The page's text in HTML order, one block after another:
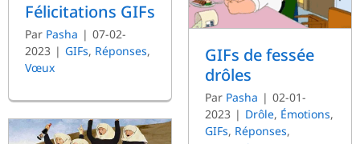
Félicitations GIFs
Par Pasha | 07-02-
2023 | GIFs, Réponses,
Vœux
GIFs de fessée
drôles
Par Pasha | 02-01-
2023 | Drôle, Émotions,
GIFs, Réponses,